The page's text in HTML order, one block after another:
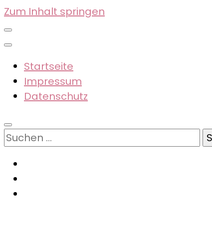
Zum Inhalt springen
Startseite
Impressum
Datenschutz
Suchen
nach: